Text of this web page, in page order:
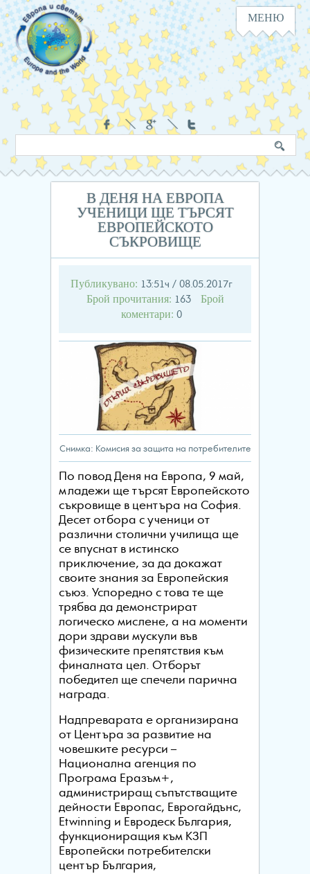
Навигация
МЕНЮ
Социални
в
сайта
дума
В ДЕНЯ НА ЕВРОПА
УЧЕНИЦИ ЩЕ ТЪРСЯТ
ЕВРОПЕЙСКОТО
СЪКРОВИЩЕ
Публикувано: 13:51ч / 08.05.2017г
Брой прочитания: 163
Брой
коментари: 0
Снимка: Комисия за защита на потребителите
По повод Деня на Европа, 9 май,
младежи ще търсят Европейското
съкровище в центъра на София.
Десет отбора с ученици от
различни столични училища ще
се впуснат в истинско
приключение, за да докажат
своите знания за Европейския
съюз. Успоредно с това те ще
трябва да демонстрират
логическо мислене, а на моменти
дори здрави мускули във
физическите препятствия към
финалната цел. Отборът
победител ще спечели парична
награда.
Надпреварата е организирана
от Центъра за развитие на
човешките ресурси –
Национална агенция по
Програма Еразъм+,
администриращ съпътстващите
дейности Европас, Еврогайдънс,
Etwinning и Евродеск България,
функциониращия към КЗП
Европейски потребителски
център България,